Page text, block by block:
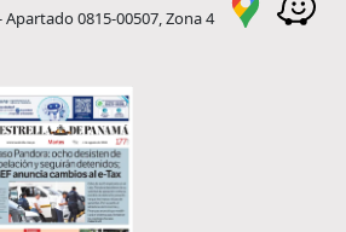
0815-00507, Zona 4